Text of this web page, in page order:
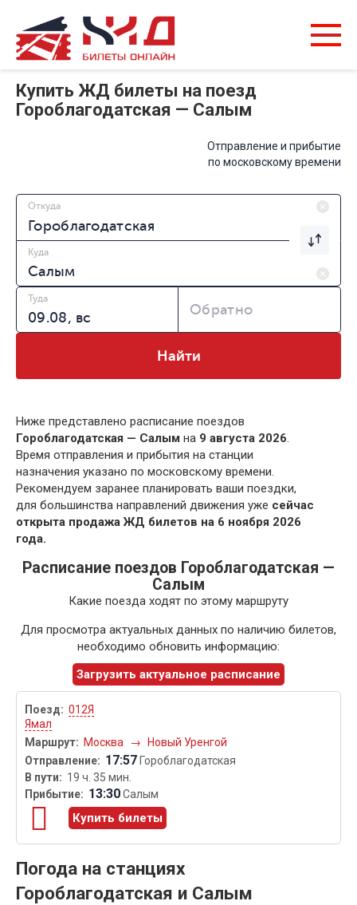
Купить ЖД билеты на поезд
Гороблагодатская — Салым
Отправление и прибытие
по московскому времени
Откуда
Куда
Туда
Обратно
Найти
Ниже представлено расписание поездов
Гороблагодатская — Салым на 9 августа 2026.
Время отправления и прибытия на станции
назначения указано по московскому времени.
Рекомендуем заранее планировать ваши поездки,
для большинства направлений движения уже сейчас
открыта продажа ЖД билетов на 6 ноября 2026
года.
Расписание поездов Гороблагодатская —
Салым
Какие поезда ходят по этому маршруту
Для просмотра актуальных данных по наличию билетов,
необходимо обновить информацию:
Загрузить актуальное расписание
012Я
Ямал
Москва
→ Новый Уренгой
17:57 Гороблагодатская
19 ч. 35 мин.
13:30Салым
Купить билеты
Погода на станциях
Гороблагодатская и Салым